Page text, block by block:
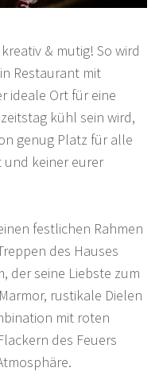
& mutig! So wird
Restaurant mit
ideale Ort für eine
kühl sein wird,
genug Platz für alle
und keiner eurer
festlichen Rahmen
des Hauses
der seine Liebste zum
rustikale Dielen
mit roten
des Feuers